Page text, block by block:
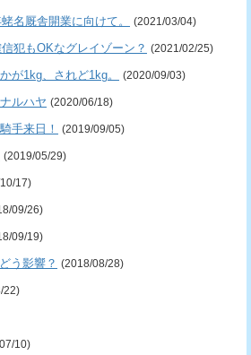
名厩舎開業に向けて。 (2021/03/04)
犯もOKなグレイゾーン？ (2021/02/25)
が1kg、されど1kg。 (2020/09/03)
ルハヤ (2020/06/18)
手来日！ (2019/09/05)
(2019/05/29)
17)
09/26)
09/19)
う影響？ (2018/08/28)
22)
10)